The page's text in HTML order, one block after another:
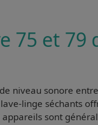
75 et 79
niveau sonore
linge séchants
appareils sont